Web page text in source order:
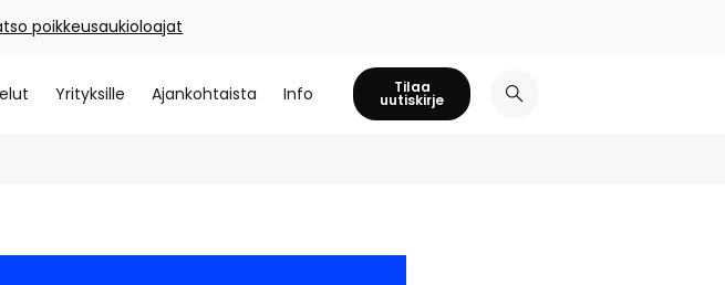
poikkeusaukioloajat
Yrityksille Ajankohtaista Info Tilaa
uutiskirje